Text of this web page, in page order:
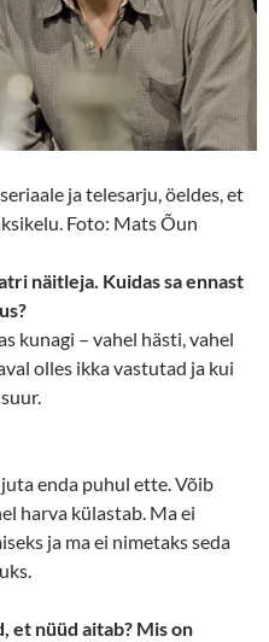
ja telesarju, öeldes, et
Foto: Mats Õun
näitleja. Kuidas sa ennast
kunagi – vahel hästi, vahel
olles ikka vastutad ja kui
enda puhul ette. Võib
harva külastab. Ma ei
ja ma ei nimetaks seda
et nüüd aitab? Mis on